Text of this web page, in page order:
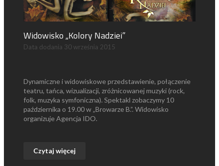
Widowisko „Kolory Nadziei”
Data dodania 30 września 2015
Dynamiczne i widowiskowe przedstawienie, połączenie
teatru, tańca, wizualizacji, zróżnicowanej muzyki (rock,
folk, muzyka symfoniczna). Spektakl zobaczymy 10
października o 19.00 w „Browarze B.”. Widowisko
organizuje Agencja IDO.
Czytaj więcej